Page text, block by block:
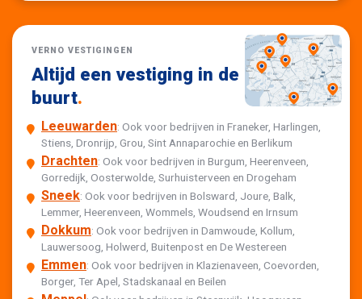
VERNO VESTIGINGEN
Altijd een vestiging in de
buurt.
Leeuwarden: Ook voor bedrijven in Franeker, Harlingen,
Stiens, Dronrijp, Grou, Sint Annaparochie en Berlikum
Drachten: Ook voor bedrijven in Burgum, Heerenveen,
Gorredijk, Oosterwolde, Surhuisterveen en Drogeham
Sneek: Ook voor bedrijven in Bolsward, Joure, Balk,
Lemmer, Heerenveen, Wommels, Woudsend en Irnsum
Dokkum: Ook voor bedrijven in Damwoude, Kollum,
Lauwersoog, Holwerd, Buitenpost en De Westereen
Emmen: Ook voor bedrijven in Klazienaveen, Coevorden,
Borger, Ter Apel, Stadskanaal en Beilen